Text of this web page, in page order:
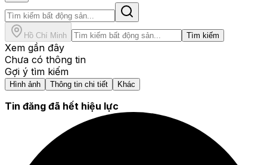
Hồ Chí Minh Tìm kiếm
Xem gần đây
Chưa có thông tin
Gợi ý tìm kiếm
Hình ảnh Thông tin chi tiết Khác
Tin đăng đã hết hiệu lực